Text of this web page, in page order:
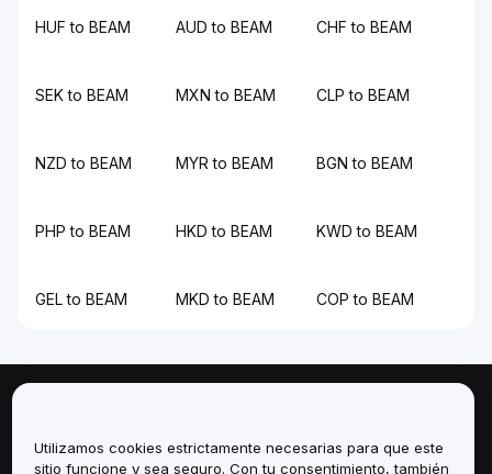
HUF to BEAM AUD to BEAM CHF to BEAM
SEK to BEAM MXN to BEAM CLP to BEAM
NZD to BEAM MYR to BEAM BGN to BEAM
PHP to BEAM HKD to BEAM KWD to BEAM
GEL to BEAM MKD to BEAM COP to BEAM
Servicios
Utilizamos cookies estrictamente necesarias para que este
sitio funcione y sea seguro. Con tu consentimiento, también